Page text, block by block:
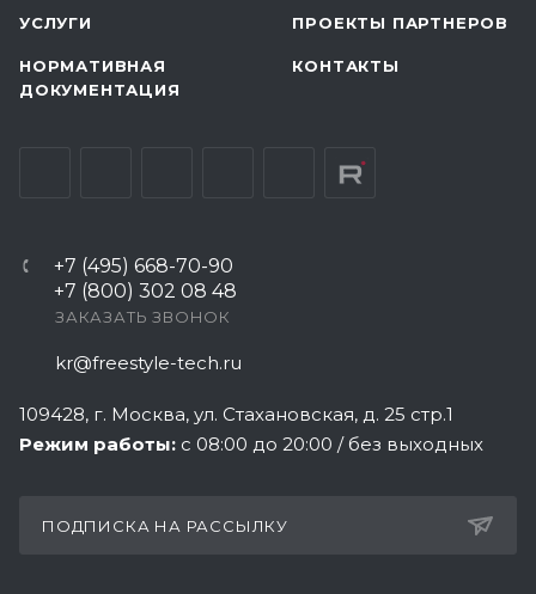
УСЛУГИ ПРОЕКТЫ ПАРТНЕРОВ
НОРМАТИВНАЯ
ДОКУМЕНТАЦИЯ
КОНТАКТЫ
+7 (495) 668-70-90
+7 (800) 302 08 48
ЗАКАЗАТЬ ЗВОНОК
kr@freestyle-tech.ru
109428, г. Москва, ул. Стахановская, д. 25 стр.1
Режим работы: с 08:00 до 20:00 / без выходных
ПОДПИСКА НА РАССЫЛКУ